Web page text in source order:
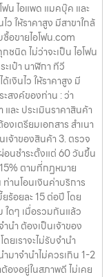
น ไอแพด แมคบุ๊ค และ
ว ให้ราคาสูง มีสาขาใกล้
อขายไอโฟน.com
นิด ไม่ว่าจะเป็น ไอโฟน
เป๋า นาฬิกา ทีวี
เงินไว ให้ราคาสูง มี
ะสงค์ของท่าน : ว่า
ละ ประเมินราคาสินค้า
เตรียมเอกสาร สำเนา
เจ้าของสินค้า 3. ตรวจ
อนชำระตั้งแต่ 60 วันขึ้น
ตามที่กฏหมาย
านโอนเงินค่าบริการ
อยละ 15 ต่อปี โดย
ใดๆ เมื่อรวมกันแล้ว
นำ ต้องเป็นเจ้าของ
ยเราจะไม่รับจำนำ
มาจำนำไม่ควรเกิน 1-2
องอยู่ในสภาพดี ไม่เคย